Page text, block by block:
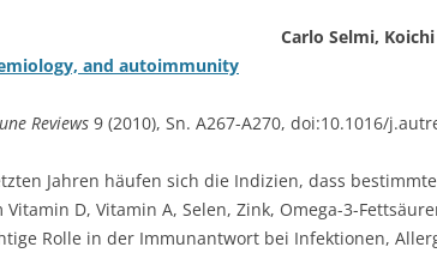
Carlo Selmi,
and autoimmunity
Reviews 9 (2010), Sn. A267-A270, doi:10.1016/
Jahren häufen sich die Indizien, dass
Vitamin D, Vitamin A, Selen, Zink, Omega-3-
Rolle in der Immunantwort bei Infektionen,